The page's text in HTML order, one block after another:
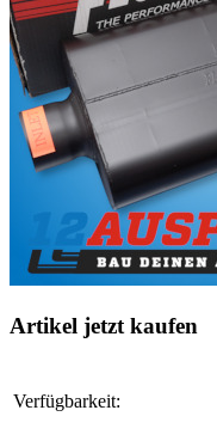
Artikel jetzt kaufen
Verfügbarkeit: